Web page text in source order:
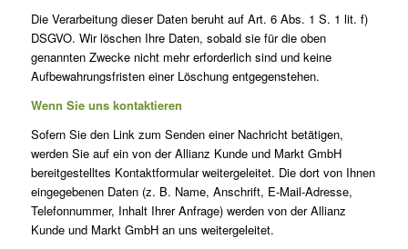
Die Verarbeitung dieser Daten beruht auf Art. 6 Abs. 1 S. 1 lit. f)
DSGVO. Wir löschen Ihre Daten, sobald sie für die oben
genannten Zwecke nicht mehr erforderlich sind und keine
Aufbewahrungsfristen einer Löschung entgegenstehen.
Wenn Sie uns kontaktieren
Sofern Sie den Link zum Senden einer Nachricht betätigen,
werden Sie auf ein von der Allianz Kunde und Markt GmbH
bereitgestelltes Kontaktformular weitergeleitet. Die dort von Ihnen
eingegebenen Daten (z. B. Name, Anschrift, E-Mail-Adresse,
Telefonnummer, Inhalt Ihrer Anfrage) werden von der Allianz
Kunde und Markt GmbH an uns weitergeleitet.